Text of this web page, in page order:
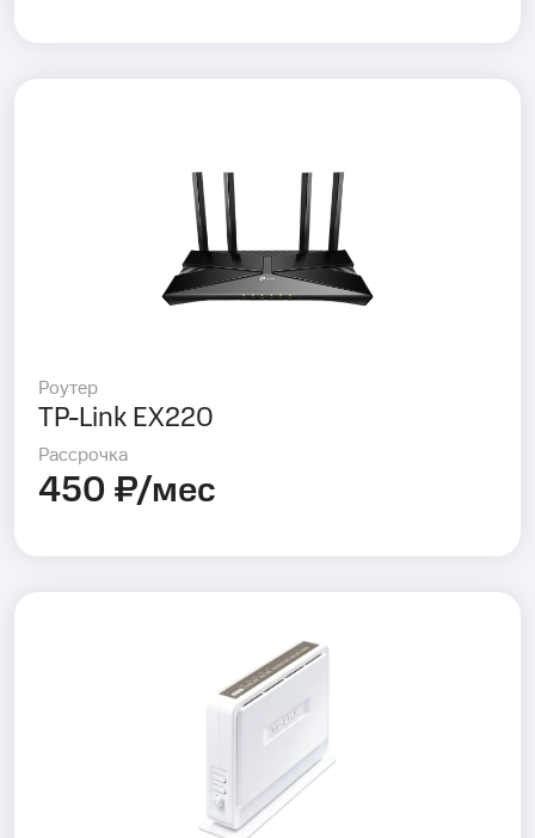
Роутер
TP-Link EX220
Рассрочка
450 ₽/мес